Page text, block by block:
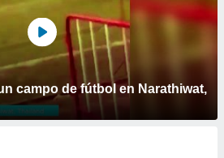
campo de fútbol en Narathiwat,